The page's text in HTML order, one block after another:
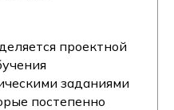
проектной
заданиями
постепенно